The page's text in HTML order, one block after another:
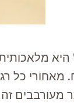
היא
כל
מעורבבים